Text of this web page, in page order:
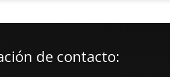
de contacto: